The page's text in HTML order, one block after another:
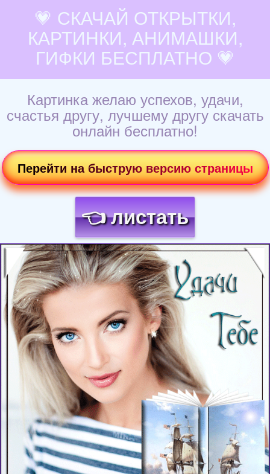
💗 СКАЧАЙ ОТКРЫТКИ,
КАРТИНКИ, АНИМАШКИ,
ГИФКИ БЕСПЛАТНО 💗
Картинка желаю успехов, удачи,
счастья другу, лучшему другу скачать
онлайн бесплатно!
Перейти на быструю версию страницы
👈 листать
Загрузка картинки...